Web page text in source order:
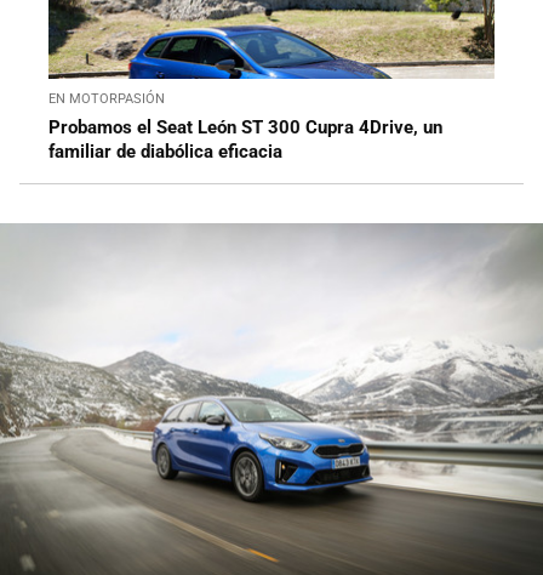
EN MOTORPASIÓN
Probamos el Seat León ST 300 Cupra 4Drive, un
familiar de diabólica eficacia